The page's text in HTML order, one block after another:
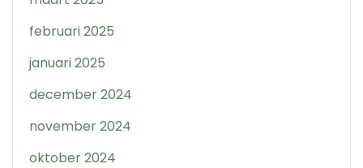
februari 2025
januari 2025
december 2024
november 2024
oktober 2024